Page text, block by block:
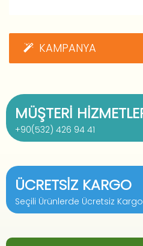
KAMPANYA
MÜŞTERI
+90(532) 426 94 41
ÜCRETSIZ KARGO
Seçili Ürünlerde Ücretsiz Kargo